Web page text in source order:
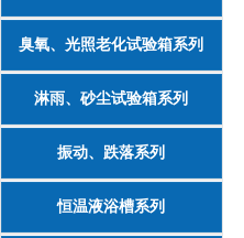
臭氧、光照老化试验箱系列
淋雨、砂尘试验箱系列
振动、跌落系列
恒温液浴槽系列